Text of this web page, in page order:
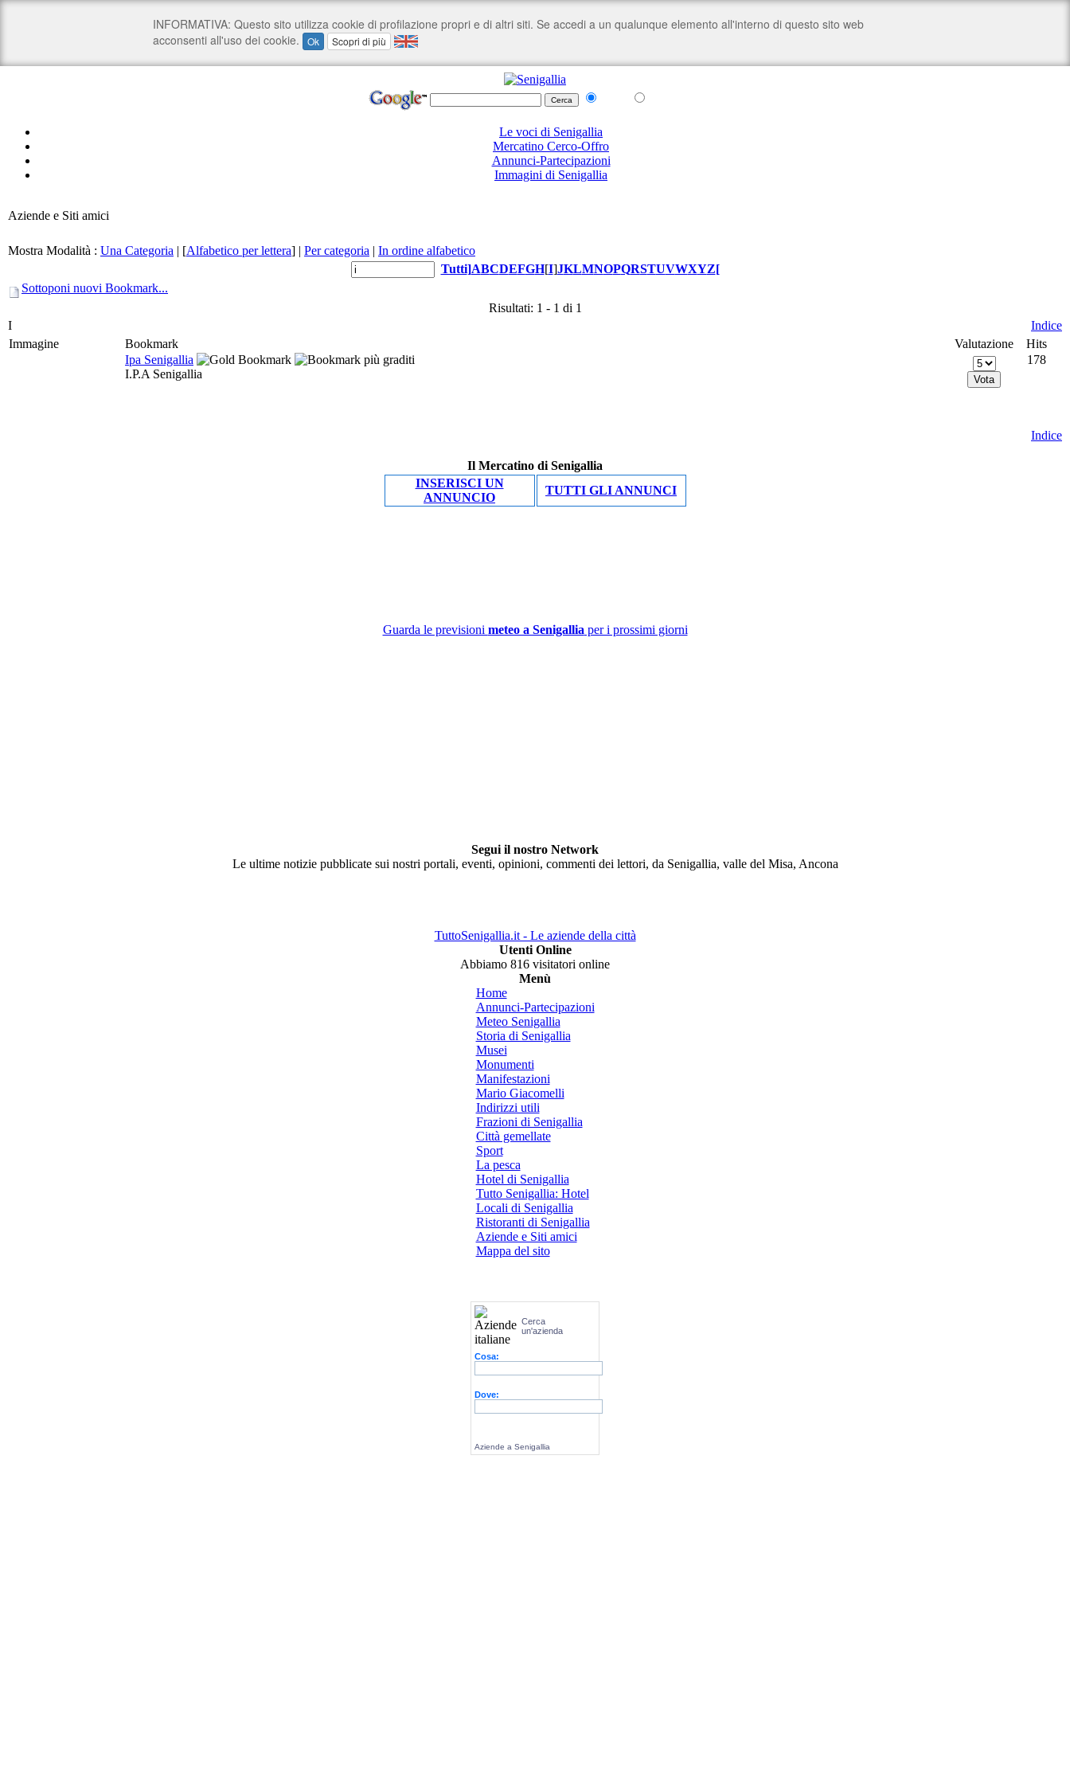
Le voci di Senigallia
Mercatino Cerco-Offro
Annunci-Partecipazioni
Immagini di Senigallia
Aziende e Siti amici
Mostra Modalità : Una Categoria | [Alfabetico per lettera] | Per categoria | In ordine alfabetico
Tutti]ABCDEFGH[I]JKLMNOPQRSTUVWXYZ[
Sottoponi nuovi Bookmark...
Risultati: 1 - 1 di 1
I
Indice
Immagine
Bookmark Valutazione
Hits
Ipa Senigallia
I.P.A Senigallia
178
Indice
Il Mercatino di Senigallia
INSERISCI UN
ANNUNCIO
TUTTI GLI ANNUNCI
Guarda le previsioni meteo a Senigallia per i prossimi giorni
Segui il nostro Network
Le ultime notizie pubblicate sui nostri portali, eventi, opinioni, commenti dei lettori, da Senigallia, valle del Misa, Ancona
TuttoSenigallia.it - Le aziende della città
Utenti Online
Abbiamo 816 visitatori online
Menù
Home
Annunci-Partecipazioni
Meteo Senigallia
Storia di Senigallia
Musei
Monumenti
Manifestazioni
Mario Giacomelli
Indirizzi utili
Frazioni di Senigallia
Città gemellate
Sport
La pesca
Hotel di Senigallia
Tutto Senigallia: Hotel
Locali di Senigallia
Ristoranti di Senigallia
Aziende e Siti amici
Mappa del sito
Cerca
un'azienda
Cosa:
Dove:
Aziende a Senigallia